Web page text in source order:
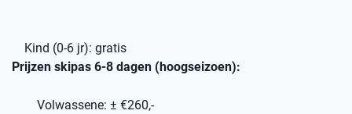
Kind (0-6 jr): gratis
Prijzen skipas 6-8 dagen (hoogseizoen):
Volwassene: ± €260,-